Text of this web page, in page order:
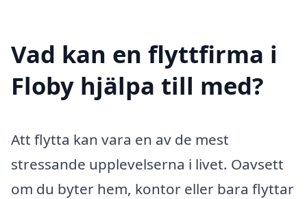
Vad kan en flyttfirma i
Floby hjälpa till med?
Att flytta kan vara en av de mest
stressande upplevelserna i livet. Oavsett
om du byter hem, kontor eller bara flyttar